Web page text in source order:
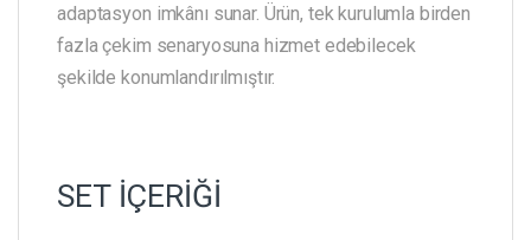
adaptasyon imkânı sunar. Ürün, tek kurulumla birden
fazla çekim senaryosuna hizmet edebilecek
şekilde konumlandırılmıştır.
SET İÇERİĞİ